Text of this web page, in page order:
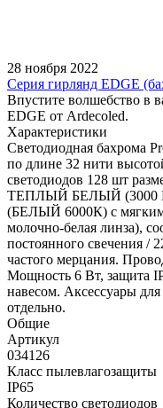
28 ноября 2022
Серия гирлянд EDGE
Впустите волшебство в
EDGE от Ardecoled.
Характеристики
Светодиодная бахрома
по длине 32 нити
светодиодов 128 шт
ТЕПЛЫЙ БЕЛЫЙ (3000
(БЕЛЫЙ 6000К) с
молочно-белая линза),
постоянного свечения /
частого мерцания.
Мощность 6 Вт, защита
навесом. Аксессуары
отдельно.
Общие
Артикул
034126
Класс пылевлагозащиты
IP65
Количество светодиодов